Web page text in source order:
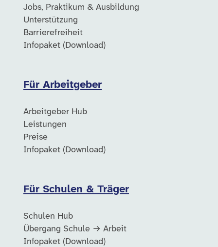
Jobs, Praktikum & Ausbildung
Unterstützung
Barrierefreiheit
Infopaket (Download)
Für Arbeitgeber
Arbeitgeber Hub
Leistungen
Preise
Infopaket (Download)
Für Schulen & Träger
Schulen Hub
Übergang Schule → Arbeit
Infopaket (Download)